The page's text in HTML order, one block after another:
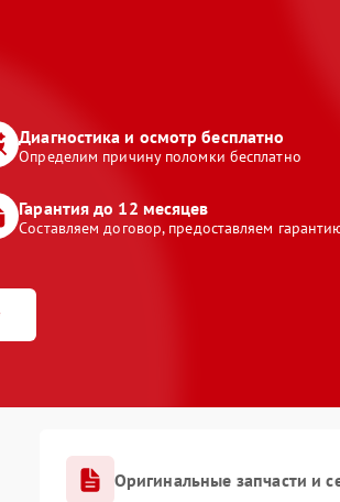
Диагностика и осмотр бесплатно
Определим причину поломки бесплатно
Гарантия до 12 месяцев
Составляем договор, предоставляем
Оригинальные запчасти и